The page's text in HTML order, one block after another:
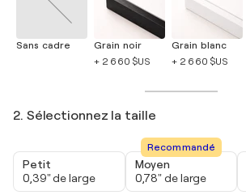
Sans cadre
Grain noir
+ 2 660 $US
Grain blanc
+ 2 660 $US
2. Sélectionnez la taille
Petit
0,39" de large
Recommandé
Moyen
0,78" de large